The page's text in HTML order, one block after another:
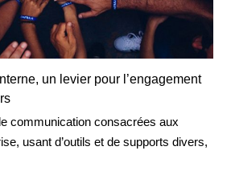
un levier pour l’engagement
communication consacrées aux
usant d’outils et de supports divers,